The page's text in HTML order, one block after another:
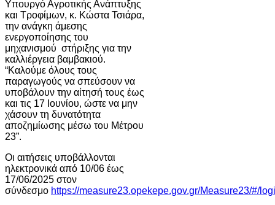
Υπουργό Αγροτικής Ανάπτυξης
και Τροφίμων, κ. Κώστα Τσιάρα,
την ανάγκη άμεσης
ενεργοποίησης του
μηχανισμού στήριξης για την
καλλιέργεια βαμβακιού.
“Καλούμε όλους τους
παραγωγούς να σπεύσουν να
υποβάλουν την αίτησή τους έως
και τις 17 Ιουνίου, ώστε να μην
χάσουν τη δυνατότητα
αποζημίωσης μέσω του Μέτρου
23”.
Οι αιτήσεις υποβάλλονται
ηλεκτρονικά από 10/06 έως
17/06/2025 στον
σύνδεσμο https://measure23.opekepe.gov.gr/Measure23/#/